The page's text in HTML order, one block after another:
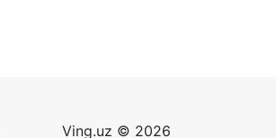
Ving.uz © 2026